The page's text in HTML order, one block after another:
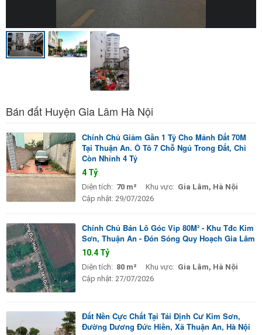
Bán đất Huyện Gia Lâm Hà Nội
Chính Chủ Giảm Gần 1 Tỷ Cho Mảnh Đất 70M
Tại Thuận An. Ô Tô 7 Chỗ Ngủ Trong Đất, Chỉ
Còn Nhỉnh 4 Tỷ
4 Tỷ
Diện tích: 70 m² Khu vực: Gia Lâm, Hà Nội
Cập nhật: 29/07/2026
Chính Chủ Bán Lô Góc Vip 80M² - Khu Tđc Kim
Sơn, Thuận An - Đón Sóng Quy Hoạch Gia Lâm
10.4 Tỷ
Diện tích: 80 m² Khu vực: Gia Lâm, Hà Nội
Cập nhật: 27/07/2026
Đất Nền Cực Chất Tại Tái Định Cư Kim Sơn,
Đường Dương Đức Hiền, Xã Thuận An, Hà Nội